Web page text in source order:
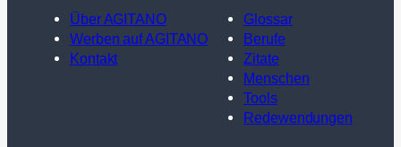
Über AGITANO
Werben auf AGITANO
Kontakt
Glossar
Berufe
Zitate
Menschen
Tools
Redewendungen